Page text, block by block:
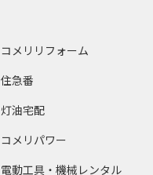
コメリリフォーム
住急番
灯油宅配
コメリパワー
電動工具・機械レンタル